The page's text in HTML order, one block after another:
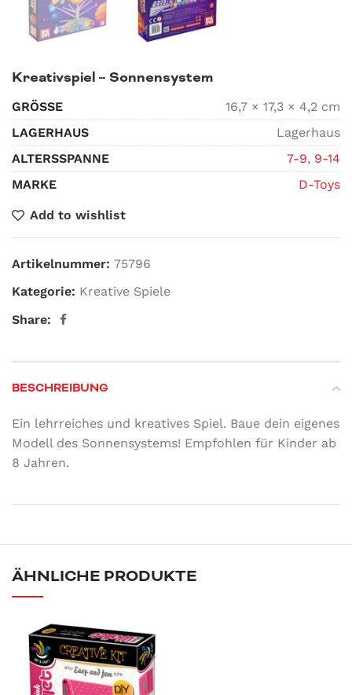
Kreativspiel – Sonnensystem
GRÖSSE
16,7 × 17,3 × 4,2 cm
LAGERHAUS
Lagerhaus
ALTERSSPANNE
7-9, 9-14
MARKE
D-Toys
Add to wishlist
Artikelnummer: 75796
Kategorie: Kreative Spiele
Share:
BESCHREIBUNG
Ein lehrreiches und kreatives Spiel. Baue dein eigenes
Modell des Sonnensystems! Empfohlen für Kinder ab
8 Jahren.
ÄHNLICHE PRODUKTE